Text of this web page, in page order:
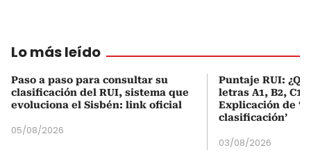
Lo más leído
Paso a paso para consultar su
clasificación del RUI, sistema que
evoluciona el Sisbén: link oficial
05/08/2026
Puntaje RUI:
letras A1, B2, C1
Explicación de
clasificación’
03/08/2026